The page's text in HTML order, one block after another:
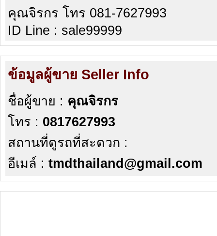
คุณจิรกร โทร 081-7627993
ID Line : sale99999
ข้อมูลผู้ขาย Seller Info
ชื่อผู้ขาย : คุณจิรกร
โทร : 0817627993
สถานที่ดูรถที่สะดวก :
อีเมล์ : tmdthailand@gmail.com